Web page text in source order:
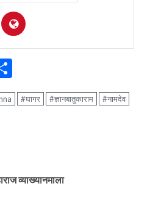
#घागर #ज्ञानबातुकाराम
#नामदेव
व्याख्यानमाला